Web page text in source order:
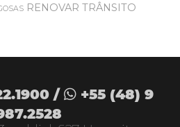
RENOVAR TRÂNSITO
/ +55 (48) 9